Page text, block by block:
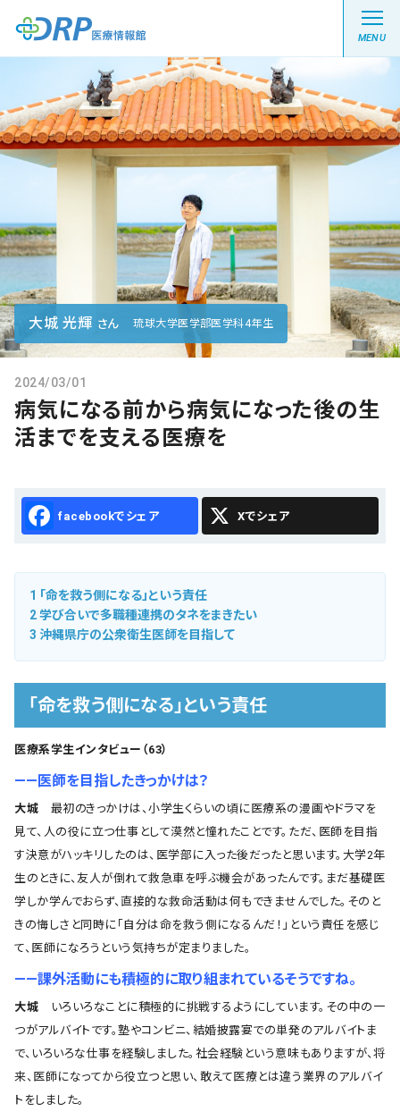
MENU
最新の注目記事
医療系学生記事
健康川柳
DRP医療情報館とは?
会社概要
お知らせ
大城 光輝 さん 琉球大学医学部医学科4年生
2024/03/01
病気になる前から病気になった後の生
活までを支える医療を
Facebook X
1 「命を救う側になる」という責任
2学び合いで多職種連携のタネをまきたい
3 沖縄県庁の公衆衛生医師を目指して
「命を救う側になる」という責任
医療系学生インタビュー（63）
――医師を目指したきっかけは？
大城 最初のきっかけは、小学生くらいの頃に医療系の漫画やドラマを
見て、人の役に立つ仕事として漠然と憧れたことです。ただ、医師を目指
す決意がハッキリしたのは、医学部に入った後だったと思います。大学2年
生のときに、友人が倒れて救急車を呼ぶ機会があったんです。まだ基礎医
学しか学んでおらず、直接的な救命活動は何もできませんでした。そのと
きの悔しさと同時に「自分は命を救う側になるんだ！」という責任を感じ
て、医師になろうという気持ちが定まりました。
――課外活動にも積極的に取り組まれているそうですね。
大城 いろいろなことに積極的に挑戦するようにしています。その中の一
つがアルバイトです。塾やコンビニ、結婚披露宴での単発のアルバイトま
で、いろいろな仕事を経験しました。社会経験という意味もありますが、将
来、医師になってから役立つと思い、敢えて医療とは違う業界のアルバイ
トをしました。